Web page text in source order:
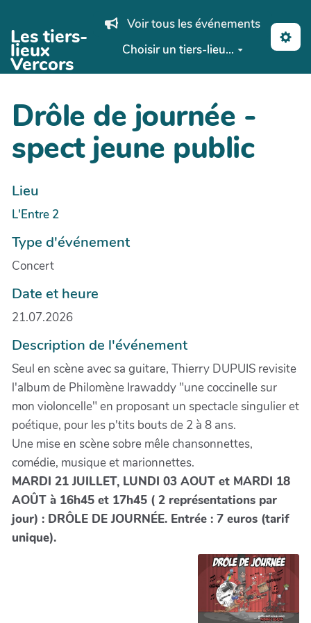
Aller au contenu principal
Les tiers-
lieux
Vercors
Voir tous les événements
Choisir un tiers-lieu...
Drôle de journée -
spect jeune public
Lieu
L'Entre 2
Type d'événement
Concert
Date et heure
21.07.2026
Description de l'événement
Seul en scène avec sa guitare, Thierry DUPUIS revisite
l'album de Philomène Irawaddy "une coccinelle sur
mon violoncelle" en proposant un spectacle singulier et
poétique, pour les p'tits bouts de 2 à 8 ans.
Une mise en scène sobre mêle chansonnettes,
comédie, musique et marionnettes.
MARDI 21 JUILLET, LUNDI 03 AOUT et MARDI 18
AOÛT à 16h45 et 17h45 ( 2 représentations par
jour) : DRÔLE DE JOURNÉE. Entrée : 7 euros (tarif
unique).